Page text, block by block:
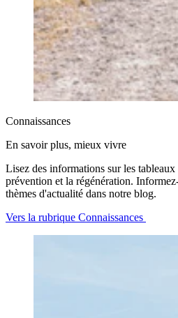
Connaissances
En savoir plus, mieux vivre
Lisez des informations sur les
prévention et la régénération.
thèmes d'actualité dans notre blog.
Vers la rubrique Connaissances